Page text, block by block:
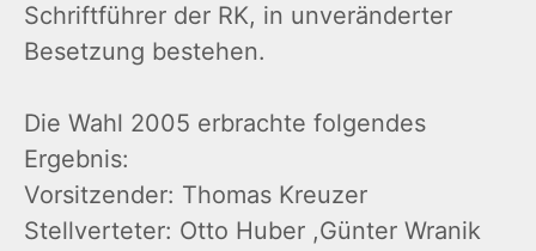
Schriftführer der RK, in unveränderter
Besetzung bestehen.
Die Wahl 2005 erbrachte folgendes
Ergebnis:
Vorsitzender: Thomas Kreuzer
Stellverteter: Otto Huber ,Günter Wranik